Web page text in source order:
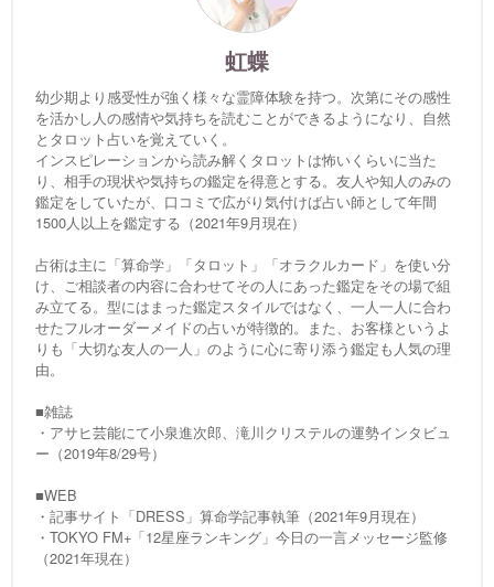
虹蝶
幼少期より感受性が強く様々な霊障体験を持つ。次第にその感性
を活かし人の感情や気持ちを読むことができるようになり、自然
とタロット占いを覚えていく。
インスピレーションから読み解くタロットは怖いくらいに当た
り、相手の現状や気持ちの鑑定を得意とする。友人や知人のみの
鑑定をしていたが、口コミで広がり気付けば占い師として年間
1500人以上を鑑定する（2021年9月現在）
占術は主に「算命学」「タロット」「オラクルカード」を使い分
け、ご相談者の内容に合わせてその人にあった鑑定をその場で組
み立てる。型にはまった鑑定スタイルではなく、一人一人に合わ
せたフルオーダーメイドの占いが特徴的。また、お客様というよ
りも「大切な友人の一人」のように心に寄り添う鑑定も人気の理
由。
■雑誌
・アサヒ芸能にて小泉進次郎、滝川クリステルの運勢インタビュ
ー（2019年8/29号）
■WEB
・記事サイト「DRESS」算命学記事執筆（2021年9月現在）
・TOKYO FM+「12星座ランキング」今日の一言メッセージ監修
（2021年現在）